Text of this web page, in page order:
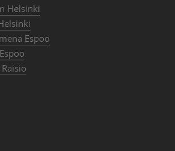
Helsinki
Espoo